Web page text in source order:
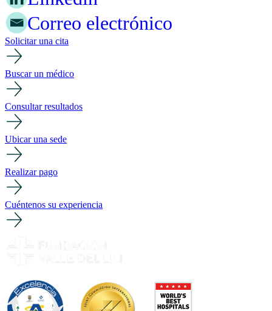
Correo electrónico
Solicitar una cita
Buscar un médico
Consultar resultados
Ubicar una sede
Realizar pago
Cuéntenos su experiencia